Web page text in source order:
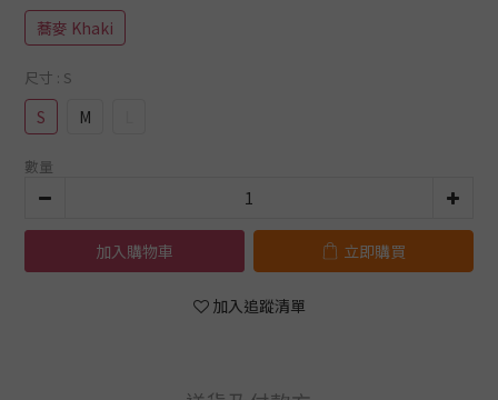
蕎麥 Khaki
尺寸 : S
S M
數量
加入購物車 立即購買
加入追蹤清單